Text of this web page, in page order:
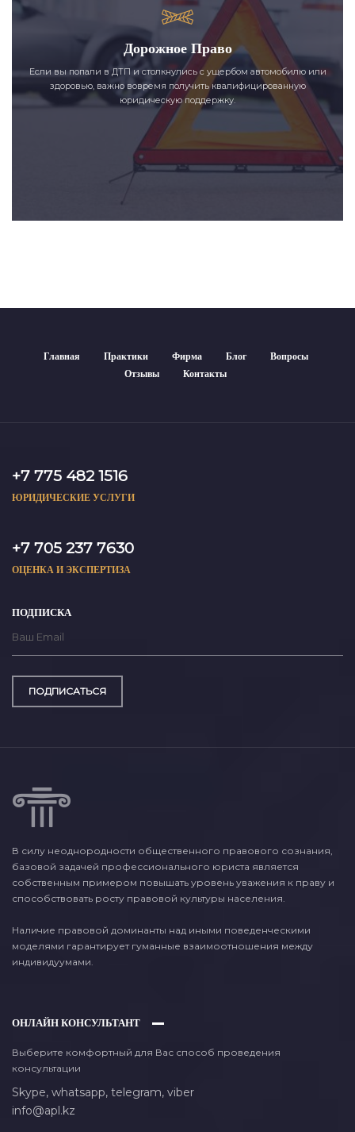
Дорожное Право
Если вы попали в ДТП и столкнулись с ущербом автомобилю или
здоровью, важно вовремя получить квалифицированную
юридическую поддержку.
Главная Практики Фирма Блог
Вопросы
Отзывы
Контакты
+7 775 482 1516
ЮРИДИЧЕСКИЕ УСЛУГИ
+7 705 237 7630
ОЦЕНКА И ЭКСПЕРТИЗА
ПОДПИСКА
ПОДПИСАТЬСЯ
В силу неоднородности общественного правового сознания,
базовой задачей профессионального юриста является
собственным примером повышать уровень уважения к праву и
способствовать росту правовой культуры населения.
Наличие правовой доминанты над иными поведенческими
моделями гарантирует гуманные взаимоотношения между
индивидуумами.
ОНЛАЙН КОНСУЛЬТАНТ
Выберите комфортный для Вас способ проведения
консультации
Skype, whatsapp, telegram, viber
info@apl.kz